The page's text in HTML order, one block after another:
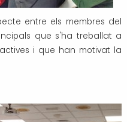
entre els membres del
que s'ha treballat a
i que han motivat la